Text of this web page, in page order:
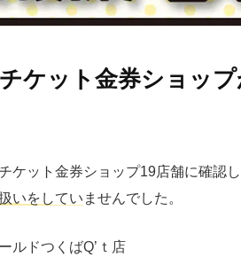
ケット金券ショッ
ケット金券ショップ19店舗に確認し
いをしていませんでした。
ルドつくばQ’ｔ店